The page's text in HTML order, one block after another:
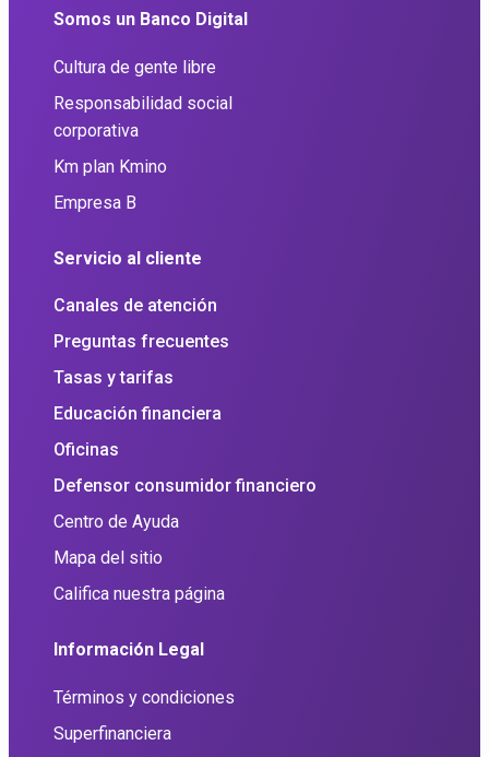
Somos un Banco Digital
Cultura de gente libre
Responsabilidad social
corporativa
Km plan Kmino
Empresa B
Servicio al cliente
Canales de atención
Preguntas frecuentes
Tasas y tarifas
Educación financiera
Oficinas
Defensor consumidor financiero
Centro de Ayuda
Mapa del sitio
Califica nuestra página
Información Legal
Términos y condiciones
Superfinanciera